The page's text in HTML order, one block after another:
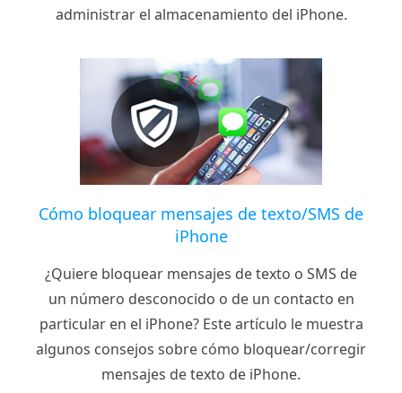
administrar el almacenamiento del iPhone.
Cómo bloquear mensajes de texto/SMS de
iPhone
¿Quiere bloquear mensajes de texto o SMS de
un número desconocido o de un contacto en
particular en el iPhone? Este artículo le muestra
algunos consejos sobre cómo bloquear/corregir
mensajes de texto de iPhone.